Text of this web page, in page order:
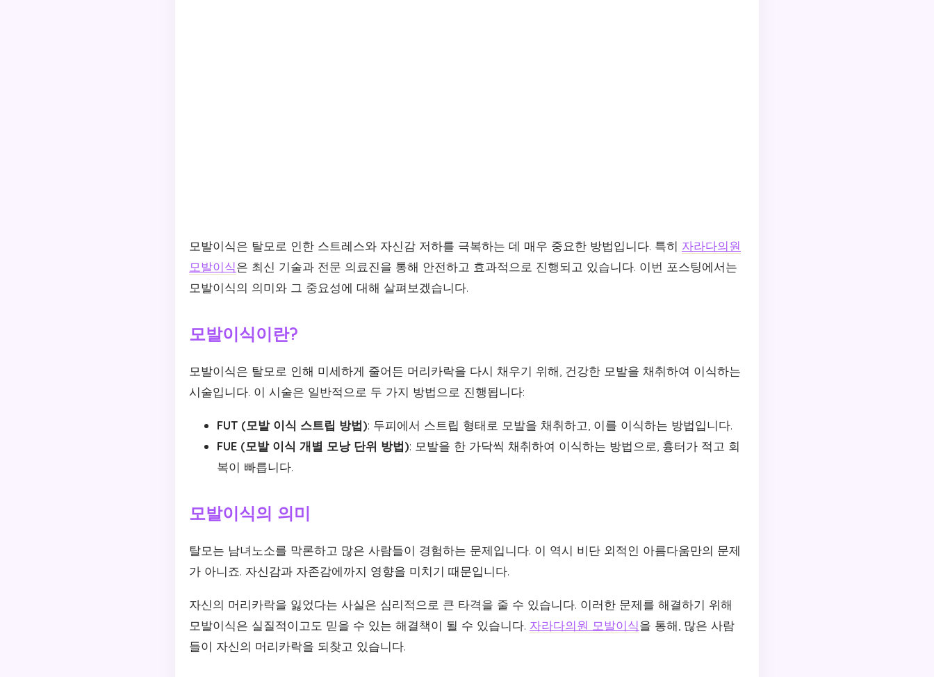
모발이식은 탈모로 인한 스트레스와 자신감 저하를 극복하는 데 매우 중요한 방법입니다. 특히 자라다의원
모발이식은 최신 기술과 전문 의료진을 통해 안전하고 효과적으로 진행되고 있습니다. 이번 포스팅에서는
모발이식의 의미와 그 중요성에 대해 살펴보겠습니다.
모발이식이란?
모발이식은 탈모로 인해 미세하게 줄어든 머리카락을 다시 채우기 위해, 건강한 모발을 채취하여 이식하는
시술입니다. 이 시술은 일반적으로 두 가지 방법으로 진행됩니다:
FUT (모발 이식 스트립 방법): 두피에서 스트립 형태로 모발을 채취하고, 이를 이식하는 방법입니다.
FUE (모발 이식 개별 모낭 단위 방법): 모발을 한 가닥씩 채취하여 이식하는 방법으로, 흉터가 적고 회
복이 빠릅니다.
모발이식의 의미
탈모는 남녀노소를 막론하고 많은 사람들이 경험하는 문제입니다. 이 역시 비단 외적인 아름다움만의 문제
가 아니죠. 자신감과 자존감에까지 영향을 미치기 때문입니다.
자신의 머리카락을 잃었다는 사실은 심리적으로 큰 타격을 줄 수 있습니다. 이러한 문제를 해결하기 위해
모발이식은 실질적이고도 믿을 수 있는 해결책이 될 수 있습니다. 자라다의원 모발이식을 통해, 많은 사람
들이 자신의 머리카락을 되찾고 있습니다.